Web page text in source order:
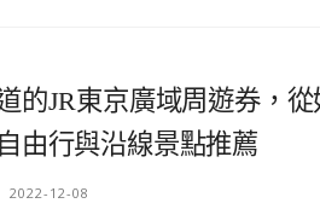
的JR東京廣域周遊券，
由行與沿線景點推薦
2022-12-08